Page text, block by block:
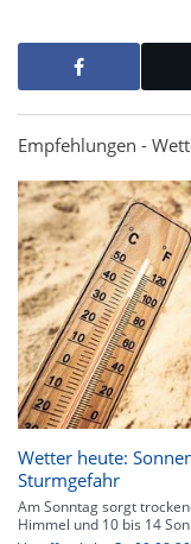
Empfehlungen -
Wetter heute:
Sturmgefahr
Am Sonntag sorgt
Himmel und 10 bis 14